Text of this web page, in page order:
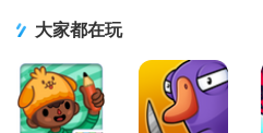
大家都在玩